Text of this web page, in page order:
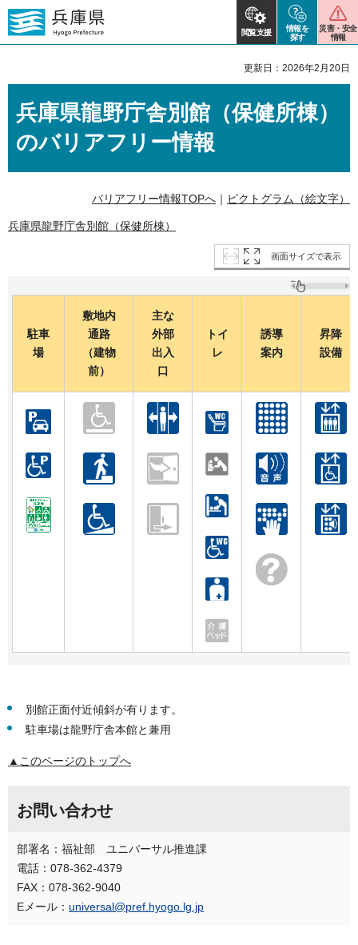
閲覧支援
情報を
探す
災害・安全
情報
更新日：2026年2月20日
兵庫県龍野庁舎別館（保健所棟）
のバリアフリー情報
バリアフリー情報TOPへ ｜ ピクトグラム（絵文字）
兵庫県龍野庁舎別館（保健所棟）
画面サイズで表示
駐車
場
敷地内
通路
（建物
前）
主な
外部
出入
口
トイ
レ
誘導
案内
昇降
設備
別館正面付近傾斜が有ります。
駐車場は龍野庁舎本館と兼用
▲このページのトップへ
お問い合わせ
部署名：福祉部 ユニバーサル推進課
電話：078-362-4379
FAX：078-362-9040
Eメール： universal@pref.hyogo.lg.jp